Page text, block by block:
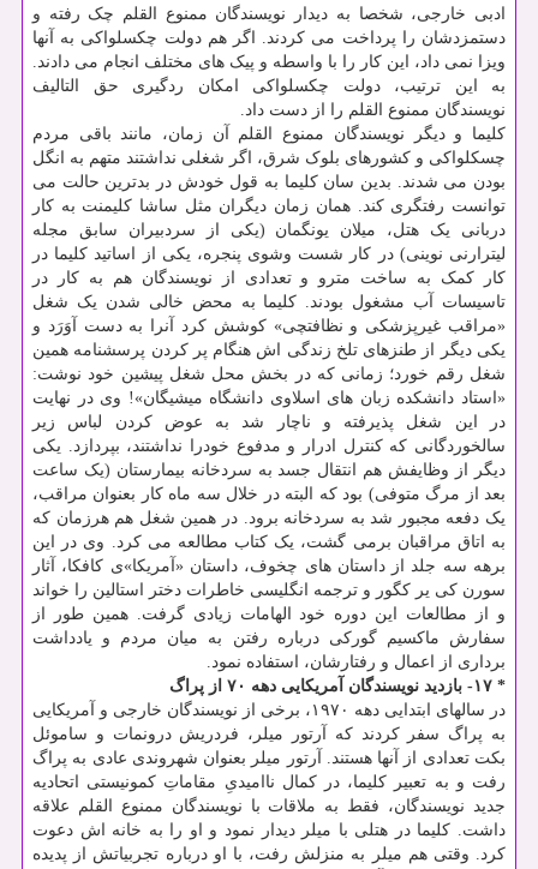
ادبی خارجی، شخصا به دیدار نویسندگان ممنوع القلم چک رفته و
دستمزدشان را پرداخت می کردند. اگر هم دولت چکسلواکی به آنها
ویزا نمی داد، این کار را با واسطه و پیک های مختلف انجام می دادند.
به این ترتیب، دولت چکسلواکی امکان ردگیری حق التالیف
نویسندگان ممنوع القلم را از دست داد.
کلیما و دیگر نویسندگان ممنوع القلم آن زمان، مانند باقی مردم
چسکلواکی و کشورهای بلوک شرق، اگر شغلی نداشتند متهم به انگل
بودن می شدند. بدین سان کلیما به قول خودش در بدترین حالت می
توانست رفتگری کند. همان زمان دیگران مثل ساشا کلیمنت به کار
دربانی یک هتل، میلان یونگمان (یکی از سردبیران سابق مجله
لیترارنی نوینی) در کار شست وشوی پنجره، یکی از اساتید کلیما در
کار کمک به ساخت مترو و تعدادی از نویسندگان هم به کار در
تاسیسات آب مشغول بودند. کلیما به محض خالی شدن یک شغل
«مراقب غیرپزشکی و نظافتچی» کوشش کرد آنرا به دست آوَرَد و
یکی دیگر از طنزهای تلخ زندگی اش هنگام پر کردن پرسشنامه همین
شغل رقم خورد؛ زمانی که در بخش محل شغل پیشین خود نوشت:
«استاد دانشکده زبان های اسلاوی دانشگاه میشیگان»! وی در نهایت
در این شغل پذیرفته و ناچار شد به عوض کردن لباس زیر
سالخوردگانی که کنترل ادرار و مدفوع خودرا نداشتند، بپردازد. یکی
دیگر از وظایفش هم انتقال جسد به سردخانه بیمارستان (یک ساعت
بعد از مرگ متوفی) بود که البته در خلال سه ماه کار بعنوان مراقب،
یک دفعه مجبور شد به سردخانه برود. در همین شغل هم هرزمان که
به اتاق مراقبان برمی گشت، یک کتاب مطالعه می کرد. وی در این
برهه سه جلد از داستان های چخوف، داستان «آمریکا»ی کافکا، آثار
سورن کی یر کگور و ترجمه انگلیسی خاطرات دختر استالین را خواند
و از مطالعات این دوره خود الهامات زیادی گرفت. همین طور از
سفارش ماکسیم گورکی درباره رفتن به میان مردم و یادداشت
برداری از اعمال و رفتارشان، استفاده نمود.
* ۱۷- بازدید نویسندگان آمریکایی دهه ۷۰ از پراگ
در سالهای ابتدایی دهه ۱۹۷۰، برخی از نویسندگان خارجی و آمریکایی
به پراگ سفر کردند که آرتور میلر، فردریش درونمات و ساموئل
بکت تعدادی از آنها هستند. آرتور میلر بعنوان شهروندی عادی به پراگ
رفت و به تعبیر کلیما، در کمال ناامیدیِ مقاماتِ کمونیستی اتحادیه
جدید نویسندگان، فقط به ملاقات با نویسندگان ممنوع القلم علاقه
داشت. کلیما در هتلی با میلر دیدار نمود و او را به خانه اش دعوت
کرد. وقتی هم میلر به منزلش رفت، با او درباره تجربیاتش از پدیده